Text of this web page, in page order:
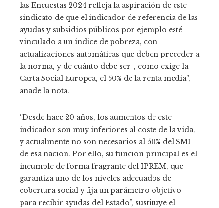
las Encuestas 2024 refleja la aspiración de este
sindicato de que el indicador de referencia de las
ayudas y subsidios públicos por ejemplo esté
vinculado a un índice de pobreza, con
actualizaciones automáticas que deben preceder a
la norma, y ​​de cuánto debe ser. , como exige la
Carta Social Europea, el 50% de la renta media”,
añade la nota.
“Desde hace 20 años, los aumentos de este
indicador son muy inferiores al coste de la vida,
y actualmente no son necesarios al 50% del SMI
de esa nación. Por ello, su función principal es el
incumple de forma fragrante del IPREM, que
garantiza uno de los niveles adecuados de
cobertura social y fija un parámetro objetivo
para recibir ayudas del Estado”, sustituye el